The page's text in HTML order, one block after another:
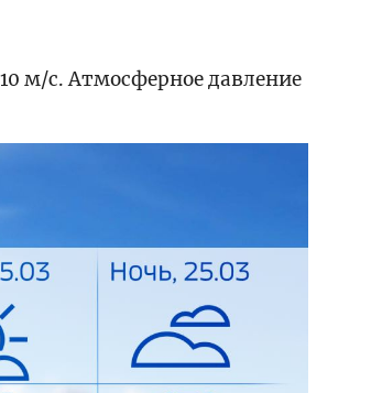
м/с. Атмосферное давление